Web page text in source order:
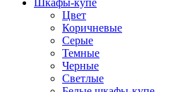
Шкафы-купе
Цвет
Коричневые
Серые
Темные
Черные
Светлые